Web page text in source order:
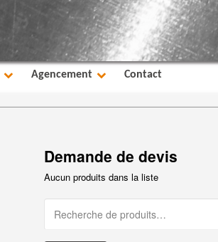
Agencement Contact
Demande de devis
Aucun produits dans la liste